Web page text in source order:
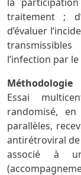
traitement ;
d’évaluer
l’infection par
Méthodologie
Essai
randomisé,
parallèles,
antirétroviral
associé à